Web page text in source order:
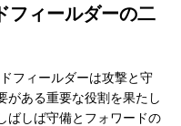
フィールダーの二
フィールダーは攻撃と守
がある重要な役割を果たし
ばしば守備とフォワードの